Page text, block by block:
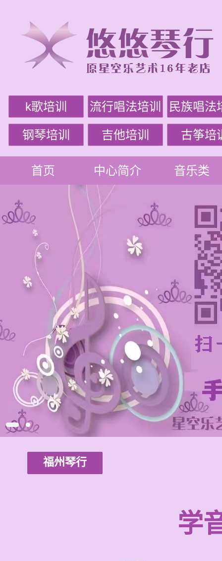
k歌培训 流行唱法培训 民族唱法
钢琴培训 吉他培训 古筝培
首页 中心简介 音乐类
福州琴行
学